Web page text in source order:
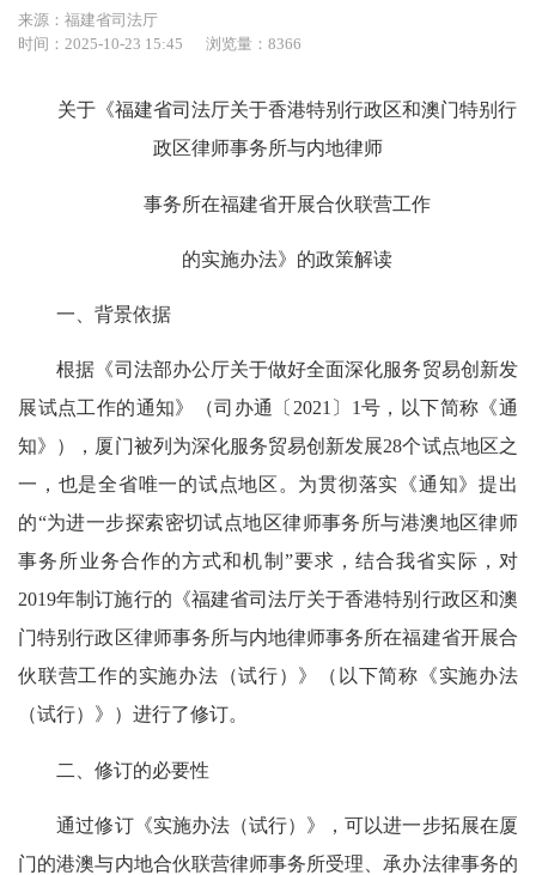
来源：福建省司法厅
时间：2025-10-23 15:45
浏览量：8366
关于《福建省司法厅关于香港特别行政区和澳门特别行
政区律师事务所与内地律师
事务所在福建省开展合伙联营工作
的实施办法》的政策解读
一、背景依据
根据《司法部办公厅关于做好全面深化服务贸易创新发
展试点工作的通知》（司办通〔2021〕1号，以下简称《通
知》），厦门被列为深化服务贸易创新发展28个试点地区之
一，也是全省唯一的试点地区。为贯彻落实《通知》提出
的“为进一步探索密切试点地区律师事务所与港澳地区律师
事务所业务合作的方式和机制”要求，结合我省实际，对
2019年制订施行的《福建省司法厅关于香港特别行政区和澳
门特别行政区律师事务所与内地律师事务所在福建省开展合
伙联营工作的实施办法（试行）》（以下简称《实施办法
（试行）》）进行了修订。
二、修订的必要性
通过修订《实施办法（试行）》，可以进一步拓展在厦
门的港澳与内地合伙联营律师事务所受理、承办法律事务的